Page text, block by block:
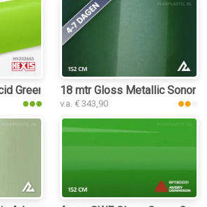
Green Satin plakplastic
18 mtr Gloss Metallic
v.a. € 343,90